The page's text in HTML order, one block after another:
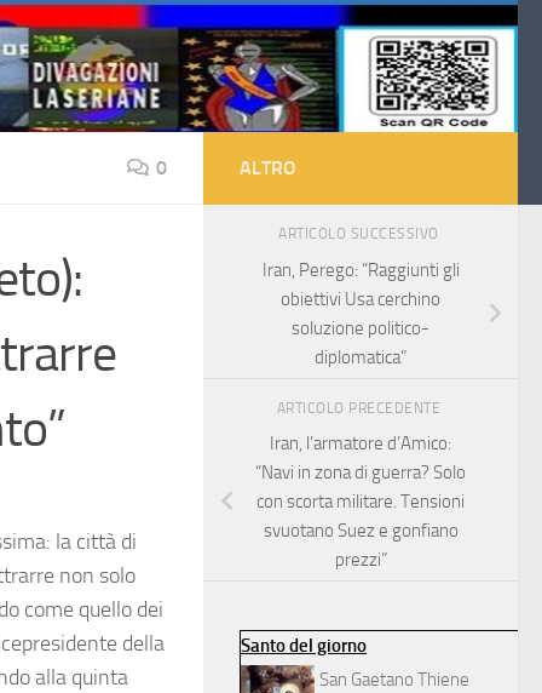
0
la città di
non solo
come quello dei
della
alla quinta
ALTRO
ARTICOLO SUCCESSIVO
Iran, Perego: “Raggiunti gli
obiettivi Usa cerchino
soluzione politico-
diplomatica”
ARTICOLO PRECEDENTE
Iran, l’armatore d’Amico:
“Navi in zona di guerra? Solo
con scorta militare. Tensioni
svuotano Suez e gonfiano
prezzi”
Santo del giorno
San Gaetano Thiene